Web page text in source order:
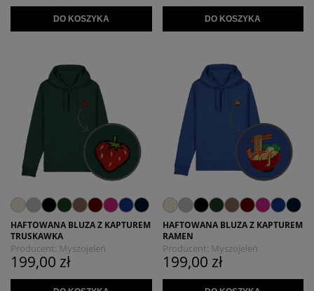
DO KOSZYKA DO KOSZYKA
HAFTOWANA BLUZA Z KAPTUREM
TRUSKAWKA
Producent: Myszojeleń
199,00 zł
HAFTOWANA BLUZA Z KAPTUREM
RAMEN
Producent: Myszojeleń
199,00 zł